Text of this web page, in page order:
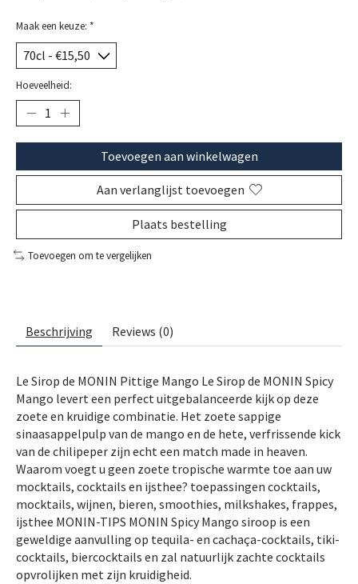
Maak een keuze: *
Hoeveelheid:
Toevoegen aan winkelwagen
Aan verlanglijst toevoegen
Plaats bestelling
Toevoegen om te vergelijken
Beschrijving Reviews (0)
Le Sirop de MONIN Pittige Mango Le Sirop de MONIN Spicy
Mango levert een perfect uitgebalanceerde kijk op deze
zoete en kruidige combinatie. Het zoete sappige
sinaasappelpulp van de mango en de hete, verfrissende kick
van de chilipeper zijn echt een match made in heaven.
Waarom voegt u geen zoete tropische warmte toe aan uw
mocktails, cocktails en ijsthee? toepassingen cocktails,
mocktails, wijnen, bieren, smoothies, milkshakes, frappes,
ijsthee MONIN-TIPS MONIN Spicy Mango siroop is een
geweldige aanvulling op tequila- en cachaça-cocktails, tiki-
cocktails, biercocktails en zal natuurlijk zachte cocktails
opvrolijken met zijn kruidigheid.